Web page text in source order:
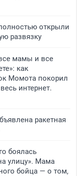
открыли
развязку
мамы и все
как
Момота покорил
интернет.
ракетная
боялась
улицу». Мама
бойца — о том,